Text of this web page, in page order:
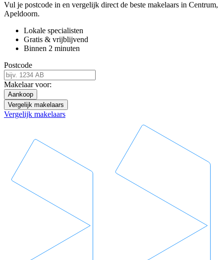
Vul je postcode in en vergelijk direct de beste makelaars in Centrum,
Apeldoorn.
Lokale specialisten
Gratis & vrijblijvend
Binnen 2 minuten
Postcode
Makelaar voor:
Aankoop
Vergelijk makelaars
Vergelijk makelaars